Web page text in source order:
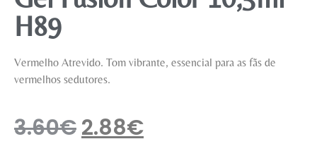
H89
Vermelho Atrevido. Tom vibrante, essencial para as fãs de
vermelhos sedutores.
3.60€2.88€